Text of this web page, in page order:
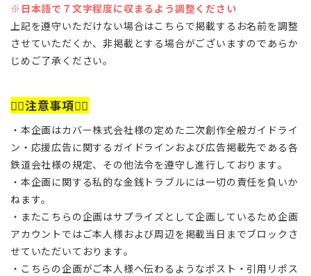
※日本語で７文字程度に収まるよう調整ください
上記を遵守いただけない場合はこちらで掲載するお名前を調整
させていただくか、非掲載とする場合がございますのであらか
じめご了承ください。
🙇‍♂️注意事項🙇‍♂️
・本企画はカバー株式会社様の定めた二次創作全般ガイドライ
ン・応援広告に関するガイドラインおよび広告掲載先である各
鉄道会社様の規定、その他法令を遵守し進行しております。
・本企画に関する私的な金銭トラブルには一切の責任を負いか
ねます。
・またこちらの企画はサプライズとして企画しているため企画
アカウントではご本人様および周辺を掲載当日までブロックさ
せていただいております。
・こちらの企画がご本人様へ伝わるようなポスト・引用リポス